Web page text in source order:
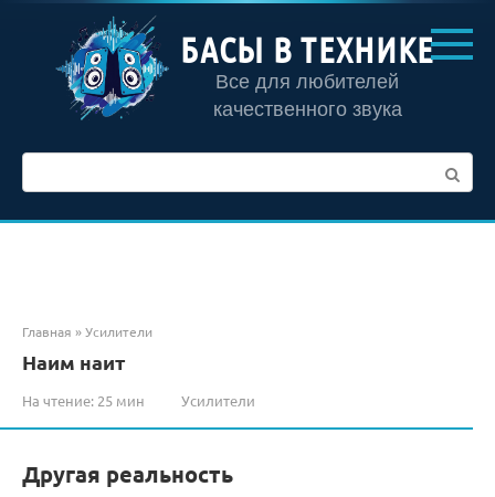
контенту
БАСЫ В ТЕХНИКЕ
Все для любителей
качественного звука
Главная »Усилители
Наим наит
На чтение: 25 мин Усилители
Другая реальность